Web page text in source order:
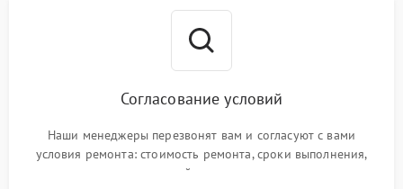
Согласование условий
Наши менеджеры перезвонят вам и согласуют с вами
условия ремонта: стоимость ремонта, сроки выполнения,
гарантийные условия